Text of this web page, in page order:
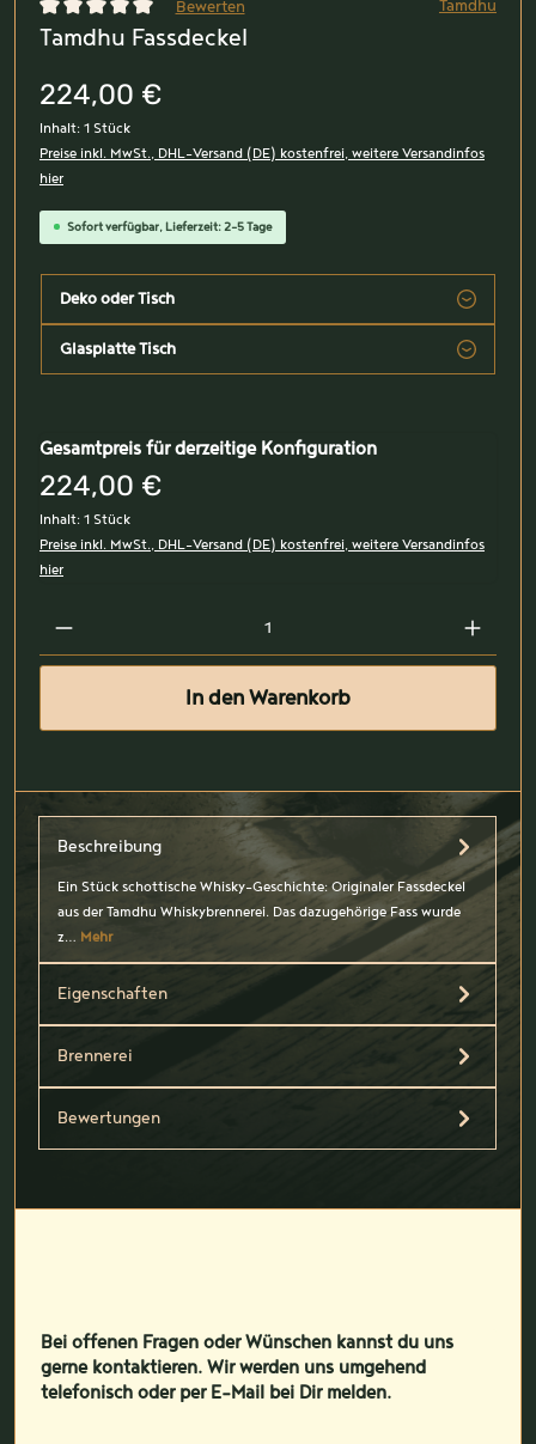
Durchschnittliche Bewertung von 0 von 5 Sternen
Bewerten Tamdhu
Tamdhu Fassdeckel
224,00 €
Inhalt: 1 Stück
Preise inkl. MwSt., DHL-Versand (DE) kostenfrei, weitere Versandinfos
hier
Sofort verfügbar, Lieferzeit: 2-5 Tage
Deko oder Tisch
Glasplatte Tisch
Gesamtpreis für derzeitige Konfiguration
224,00 €
Inhalt: 1 Stück
Preise inkl. MwSt., DHL-Versand (DE) kostenfrei, weitere Versandinfos
hier
In den Warenkorb
Beschreibung
Ein Stück schottische Whisky-Geschichte: Originaler Fassdeckel
aus der Tamdhu Whiskybrennerei. Das dazugehörige Fass wurde
z… Mehr
Eigenschaften
Brennerei
Bewertungen
Bei offenen Fragen oder Wünschen kannst du uns
gerne kontaktieren. Wir werden uns umgehend
telefonisch oder per E-Mail bei Dir melden.